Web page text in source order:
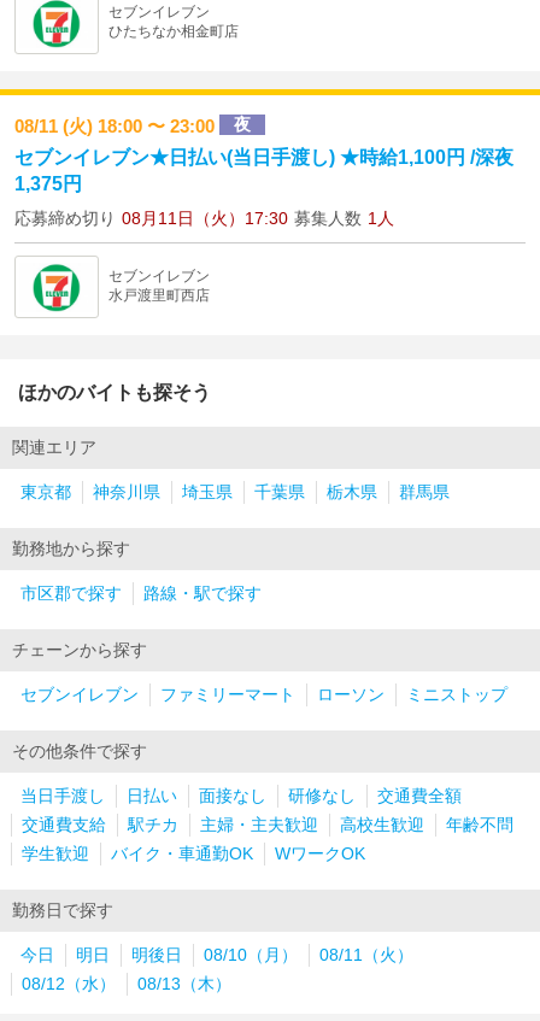
セブンイレブン
ひたちなか相金町店
08/11 (火) 18:00 〜 23:00 夜
セブンイレブン★日払い(当日手渡し) ★時給1,100円 /深夜
1,375円
応募締め切り 08月11日（火）17:30 募集人数 1人
セブンイレブン
水戸渡里町西店
ほかのバイトも探そう
関連エリア
東京都 神奈川県 埼玉県 千葉県 栃木県 群馬県
勤務地から探す
市区郡で探す 路線・駅で探す
チェーンから探す
セブンイレブン ファミリーマート ローソン ミニストップ
その他条件で探す
当日手渡し 日払い 面接なし 研修なし
交通費全額
交通費支給
駅チカ 主婦・主夫歓迎 高校生歓迎
年齢不問
学生歓迎
バイク・車通勤OK WワークOK
勤務日で探す
今日 明日 明後日 08/10（月）
08/11（火）
08/12（水）
08/13（木）